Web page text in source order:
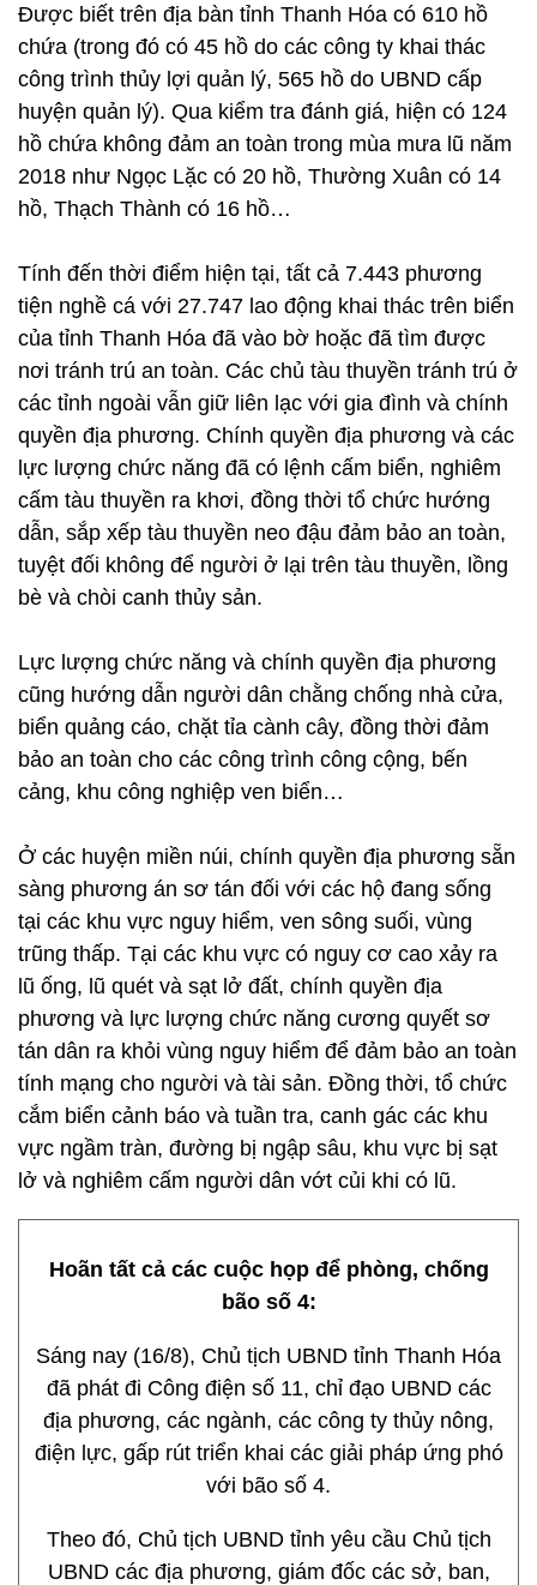
Được biết trên địa bàn tỉnh Thanh Hóa có 610 hồ
chứa (trong đó có 45 hồ do các công ty khai thác
công trình thủy lợi quản lý, 565 hồ do UBND cấp
huyện quản lý). Qua kiểm tra đánh giá, hiện có 124
hồ chứa không đảm an toàn trong mùa mưa lũ năm
2018 như Ngọc Lặc có 20 hồ, Thường Xuân có 14
hồ, Thạch Thành có 16 hồ…
Tính đến thời điểm hiện tại, tất cả 7.443 phương
tiện nghề cá với 27.747 lao động khai thác trên biển
của tỉnh Thanh Hóa đã vào bờ hoặc đã tìm được
nơi tránh trú an toàn. Các chủ tàu thuyền tránh trú ở
các tỉnh ngoài vẫn giữ liên lạc với gia đình và chính
quyền địa phương. Chính quyền địa phương và các
lực lượng chức năng đã có lệnh cấm biển, nghiêm
cấm tàu thuyền ra khơi, đồng thời tổ chức hướng
dẫn, sắp xếp tàu thuyền neo đậu đảm bảo an toàn,
tuyệt đối không để người ở lại trên tàu thuyền, lồng
bè và chòi canh thủy sản.
Lực lượng chức năng và chính quyền địa phương
cũng hướng dẫn người dân chằng chống nhà cửa,
biển quảng cáo, chặt tỉa cành cây, đồng thời đảm
bảo an toàn cho các công trình công cộng, bến
cảng, khu công nghiệp ven biển…
Ở các huyện miền núi, chính quyền địa phương sẵn
sàng phương án sơ tán đối với các hộ đang sống
tại các khu vực nguy hiểm, ven sông suối, vùng
trũng thấp. Tại các khu vực có nguy cơ cao xảy ra
lũ ống, lũ quét và sạt lở đất, chính quyền địa
phương và lực lượng chức năng cương quyết sơ
tán dân ra khỏi vùng nguy hiểm để đảm bảo an toàn
tính mạng cho người và tài sản. Đồng thời, tổ chức
cắm biển cảnh báo và tuần tra, canh gác các khu
vực ngầm tràn, đường bị ngập sâu, khu vực bị sạt
lở và nghiêm cấm người dân vớt củi khi có lũ.
Hoãn tất cả các cuộc họp để phòng, chống
bão số 4:
Sáng nay (16/8), Chủ tịch UBND tỉnh Thanh Hóa
đã phát đi Công điện số 11, chỉ đạo UBND các
địa phương, các ngành, các công ty thủy nông,
điện lực, gấp rút triển khai các giải pháp ứng phó
với bão số 4.
Theo đó, Chủ tịch UBND tỉnh yêu cầu Chủ tịch
UBND các địa phương, giám đốc các sở, ban,